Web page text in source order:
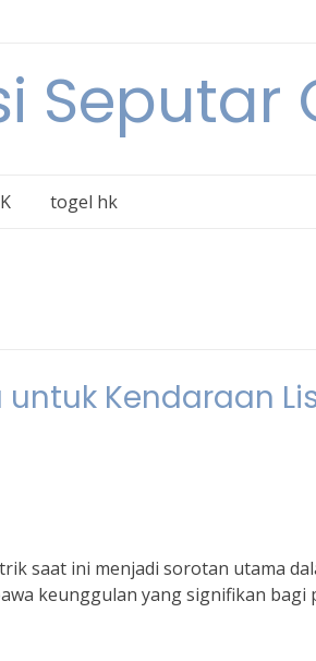
Seputar
togel hk
Kendaraan
saat ini menjadi sorotan utama
keunggulan yang signifikan bagi